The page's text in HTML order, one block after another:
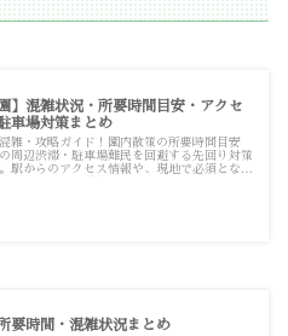
】混雑状況・所要時間目安・アクセ
車場対策まとめ
雑・攻略ガイド！園内散策の所要時間目安
周辺渋滞・駐車場難民を回避する先回り対策
駅からのアクセス情報や、現地で必須となる
要時間・混雑状況まとめ